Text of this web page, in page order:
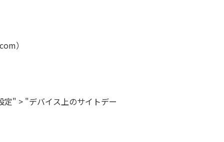
）
" > "デバイス上のサイトデー